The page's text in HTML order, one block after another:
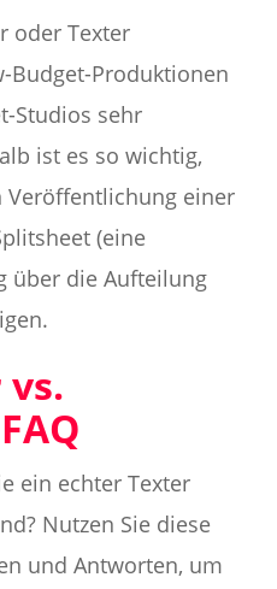
oder Texter
Budget-Produktionen
Studios sehr
ist es so wichtig,
einer
(eine
über die Aufteilung
ein echter Texter
Nutzen Sie diese
und Antworten, um